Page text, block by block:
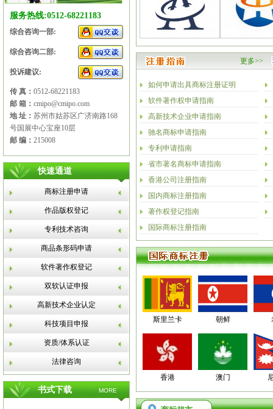
服务热线:0512-68221183
综合咨询一部:
综合咨询二部:
投诉建议:
传 真： 0512-68221183
邮 箱： cmipo@cmipo.com
地 址： 苏州市姑苏区广济南路168
号国展中心宝座10层
邮 编： 215008
快速通道
商标注册申请
作品版权登记
专利技术咨询
商品条形码申请
软件著作权登记
双软认证申报
高新技术企业认定
科技项目申报
资质/体系认证
法律咨询
书式下载 MORE
更多>>
如何申请出具商标注册证明
软件著作权申请指南
高新技术企业申请指南
驰名商标申请指南
专利申请指南
省市著名商标申请指南
香港公司注册指南
国内商标注册指南
著作权登记指南
国际商标注册指南
斯里兰卡 朝鲜
香港 澳门